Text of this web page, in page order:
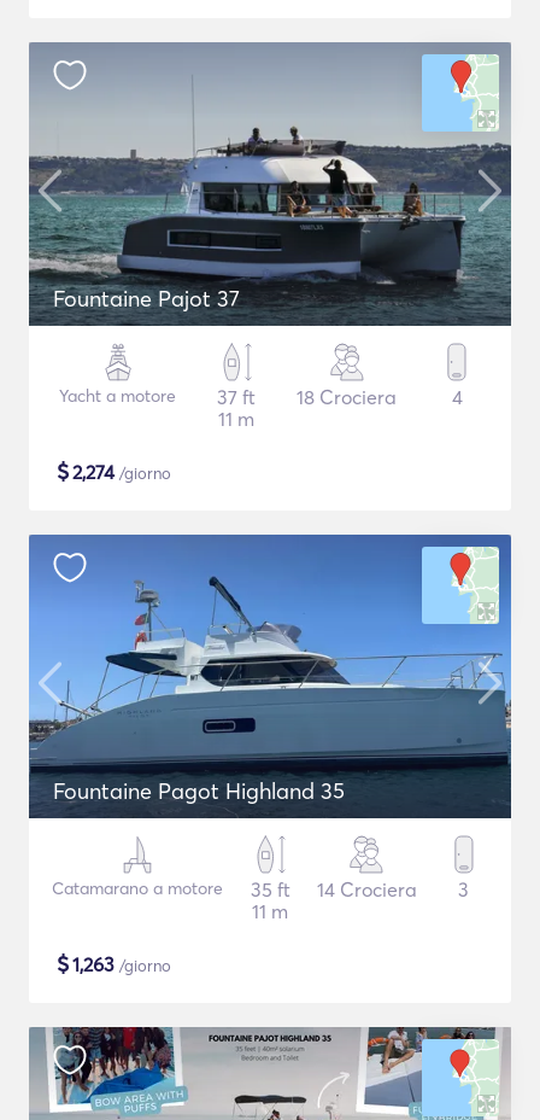
Fountaine Pajot 37
Yacht a motore
37 ft
11 m
18 Crociera 4
$2,274/giorno
Fountaine Pagot Highland 35
Catamarano a motore
35 ft
11 m
14 Crociera 3
$1,263 /giorno